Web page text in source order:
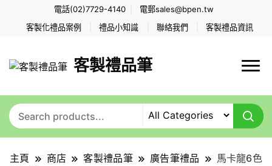
電話(02)7729-4140 電郵sales@bpen.tw
客製化禮品案例 禮品小知識 聯絡我們 客製禮品資訊
客製禮品筆
主頁 商店 客製禮品筆 廣告筆禮品
馬卡龍6色